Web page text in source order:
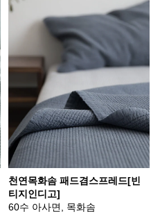
천연목화솜 패드겸스프레드[빈
티지인디고]
60수 아사면, 목화솜